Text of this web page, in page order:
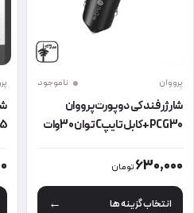
پرووان ناموجود
شارژر فندکی دو پورت پرووان
PCG30+کابل تایپCتوان 30وات
630,000تومان
انتخاب گزینه ها
این محصول دارای انواع مختلفی